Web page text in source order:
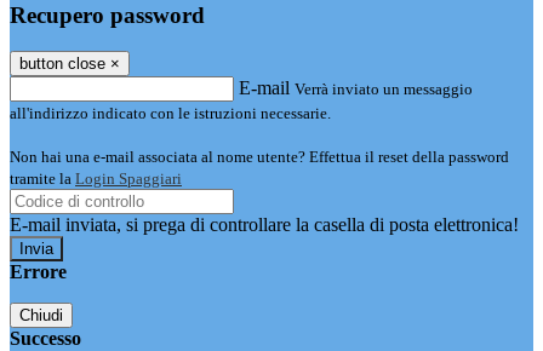
Recupero password
button close ×
E-mail Verrà inviato un messaggio
all'indirizzo indicato con le istruzioni necessarie.
Non hai una e-mail associata al nome utente? Effettua il reset della password
tramite la Login Spaggiari
E-mail inviata, si prega di controllare la casella di posta elettronica!
Errore
Chiudi
Successo